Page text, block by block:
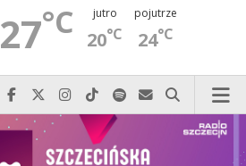
27°C jutro
20°C
pojutrze
24°C
Najlepiej po prostu do nas zadzwoń
Odwiedź nas na Facebook-u
Odwiedź nas na X
Odwiedź nas na Instagram-ie
Odwiedź nas na TikTok-u
Szukaj nas na Spotify
Wyślij do nas
Szukaj